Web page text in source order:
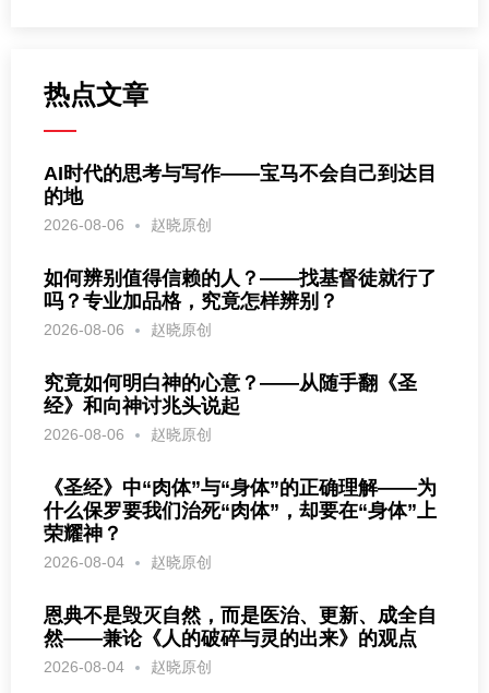
热点文章
AI时代的思考与写作——宝马不会自己到达目
的地
2026-08-06 赵晓原创
如何辨别值得信赖的人？——找基督徒就行了
吗？专业加品格，究竟怎样辨别？
2026-08-06 赵晓原创
究竟如何明白神的心意？——从随手翻《圣
经》和向神讨兆头说起
2026-08-06 赵晓原创
《圣经》中“肉体”与“身体”的正确理解——为
什么保罗要我们治死“肉体”，却要在“身体”上
荣耀神？
2026-08-04 赵晓原创
恩典不是毁灭自然，而是医治、更新、成全自
然——兼论《人的破碎与灵的出来》的观点
2026-08-04 赵晓原创